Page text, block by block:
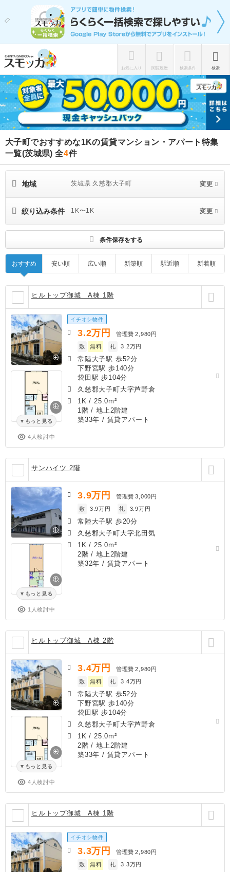
お気に入り 閲覧履歴 検索条件 検索
大子町でおすすめな1Kの賃貸マンション・アパート特集
一覧(茨城県)全4件
地域 茨城県 久慈郡大子町 変更
絞り込み条件 1K〜1K 変更
条件保存をする
おすすめ 安い順 広い順 新築順 駅近順 新着順
ヒルトップ御城 A棟 1階
もっと見る
4人検討中
イチオシ物件
3.2万円 管理費 2,980円
敷
無料 礼 3.2万円
常陸大子駅 歩52分
下野宮駅 歩140分
袋田駅 歩104分
久慈郡大子町大字芦野倉
1K / 25.0m²
1階 / 地上2階建
築33年 / 賃貸アパート
サンハイツ 2階
もっと見る
1人検討中
3.9万円 管理費 3,000円
敷
3.9万円 礼 3.9万円
常陸大子駅 歩20分
久慈郡大子町大字北田気
1K / 25.0m²
2階 / 地上2階建
築32年 / 賃貸アパート
ヒルトップ御城 A棟 2階
もっと見る
4人検討中
3.4万円 管理費 2,980円
敷
無料 礼 3.4万円
常陸大子駅 歩52分
下野宮駅 歩140分
袋田駅 歩104分
久慈郡大子町大字芦野倉
1K / 25.0m²
2階 / 地上2階建
築33年 / 賃貸アパート
ヒルトップ御城 A棟 1階
イチオシ物件
3.3万円 管理費 2,980円
敷
無料 礼 3.3万円